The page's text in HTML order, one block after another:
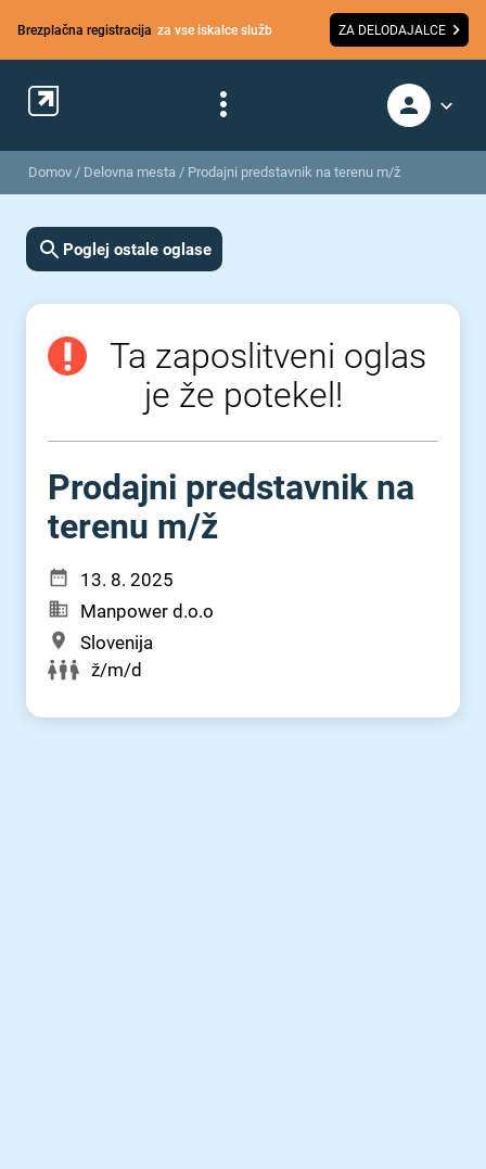
Brezplačna registracija za vse iskalce služb ZA DELODAJALCE
Domov / Delovna mesta / Prodajni predstavnik na terenu m/ž
Poglej ostale oglase
Ta zaposlitveni oglas
je že potekel!
Prodajni predstavnik na
terenu m⁠/⁠ž
13. 8. 2025
Manpower d.o.o
Slovenija
ž/m/d